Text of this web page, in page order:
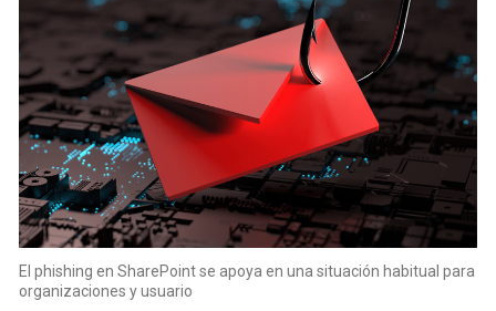
El phishing en SharePoint se apoya en una situación habitual para
organizaciones y usuario